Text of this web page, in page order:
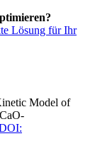
Lösung für Ihr
Model of